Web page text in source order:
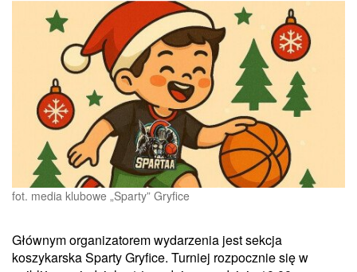
fot. media klubowe „Sparty” Gryfice
Głównym organizatorem wydarzenia jest sekcja
koszykarska Sparty Gryfice. Turniej rozpocznie się w